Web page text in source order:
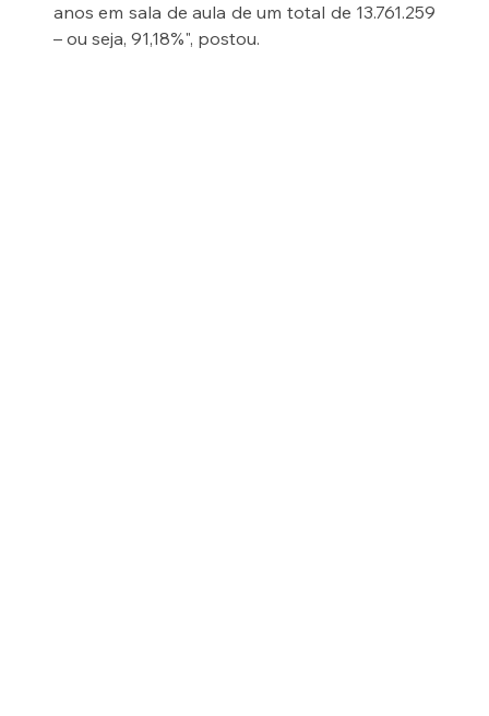
anos em sala de aula de um total de 13.761.259
– ou seja, 91,18%", postou.